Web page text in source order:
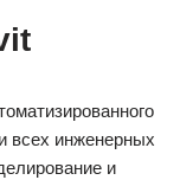
всех инженерных
и